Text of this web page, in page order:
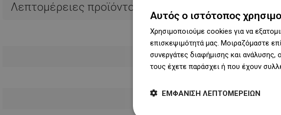
Λεπτομέρειες προϊόντος
Σειρά
Χρώμα
Πώμα περιλαμβάνεται
Αυτός ο ιστότοπος
Χρησιμοποιούμε cookies για να
επισκεψιμότητά μας. Μοιραζόμαστε
συνεργάτες διαφήμισης και ανάλυσης,
τους έχετε παράσχει ή που έχουν
ΕΜΦΆΝΙΣΗ ΛΕΠΤΟΜΕΡΕΙΏΝ